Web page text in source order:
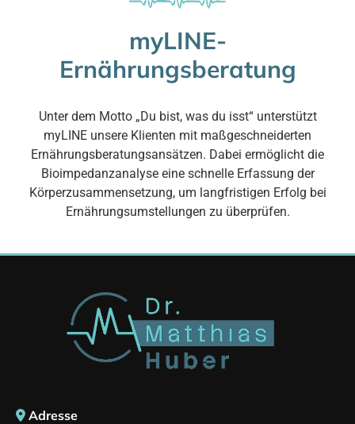
myLINE-
Ernährungsberatung
Unter dem Motto „Du bist, was du isst“ unterstützt
myLINE unsere Klienten mit maßgeschneiderten
Ernährungsberatungsansätzen. Dabei ermöglicht die
Bioimpedanzanalyse eine schnelle Erfassung der
Körperzusammensetzung, um langfristigen Erfolg bei
Ernährungsumstellungen zu überprüfen.
 Adresse